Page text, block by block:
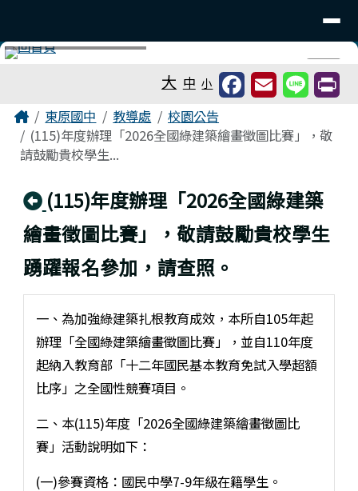
⏸
大 中 小
主內容區域
Home東原國中 教導處
校園公告
(115)年度辦理「2026全國綠建築繪畫徵圖比賽」，敬
請鼓勵貴校學生...
回上頁
(115)年度辦理「2026全國綠建築
繪畫徵圖比賽」，敬請鼓勵貴校學生
踴躍報名參加，請查照。
一、為加強綠建築扎根教育成效，本所自105年起
辦理「全國綠建築繪畫徵圖比賽」，並自110年度
起納入教育部「十二年國民基本教育免試入學超額
比序」之全國性競賽項目。
二、本(115)年度「2026全國綠建築繪畫徵圖比
賽」活動說明如下：
(一)參賽資格：國民中學7-9年級在籍學生。
頁尾區域